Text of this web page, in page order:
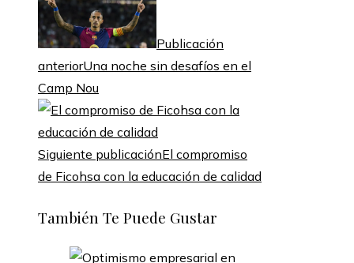
Publicación
anteriorUna noche sin desafíos en el
Camp Nou
Siguiente publicaciónEl compromiso
de Ficohsa con la educación de calidad
También Te Puede Gustar